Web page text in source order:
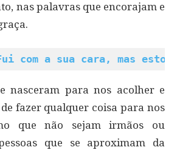
nas palavras que encorajam e
com a sua cara, mas
nasceram para nos acolher e
fazer qualquer coisa para nos
que não sejam irmãos ou
que se aproximam da